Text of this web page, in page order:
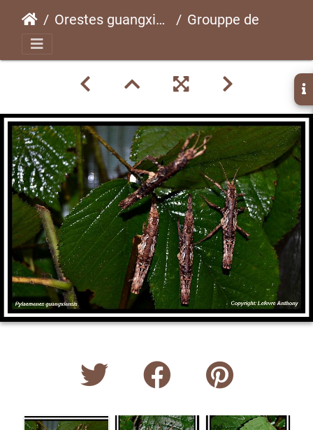
Orestes guangxiensispsg 248 CLP017 Grouppe de fermelles